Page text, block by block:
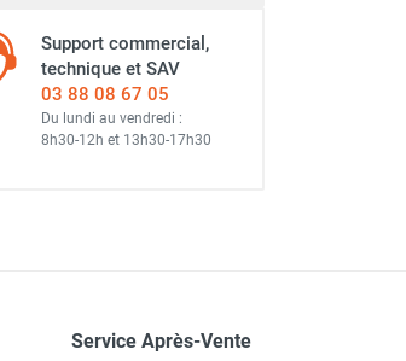
Support commercial,
technique et SAV
03 88 08 67 05
Du lundi au vendredi :
8h30-12h et 13h30-17h30
Service Après-Vente